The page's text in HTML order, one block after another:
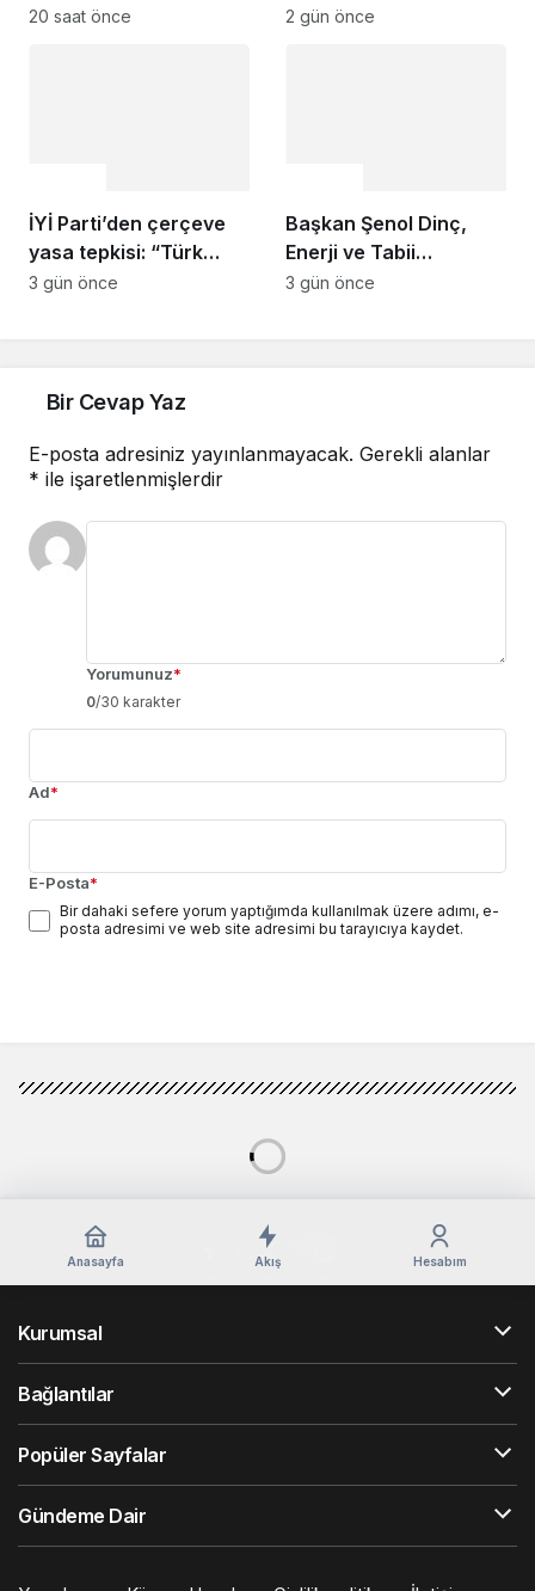
“Sakarya’ya değer
20 saat önce
anlamlı destek
2 gün önce
İYİ Parti’den çerçeve
yasa tepkisi: “Türk
milletine hesap
3 gün önce
Başkan Şenol Dinç,
Enerji ve Tabii
Kaynaklar Bakanı
3 gün önce
Bir Cevap Yaz
E-posta adresiniz yayınlanmayacak. Gerekli alanlar
* ile işaretlenmişlerdir
Yorumunuz*
0/30 karakter
Ad*
E-Posta*
Bir dahaki sefere yorum yaptığımda kullanılmak üzere adımı, e-
posta adresimi ve web site adresimi bu tarayıcıya kaydet.
Anasayfa Akış Hesabım
Kurumsal
Bağlantılar
Popüler Sayfalar
Gündeme Dair